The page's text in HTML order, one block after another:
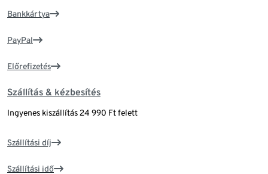
Bankkártya
PayPal
Előrefizetés
Szállítás & kézbesítés
Ingyenes kiszállítás 24 990 Ft felett
Szállítási díj
Szállítási idő